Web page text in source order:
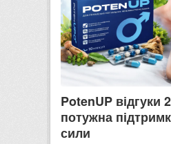
PotenUP відгуки
потужна
сили